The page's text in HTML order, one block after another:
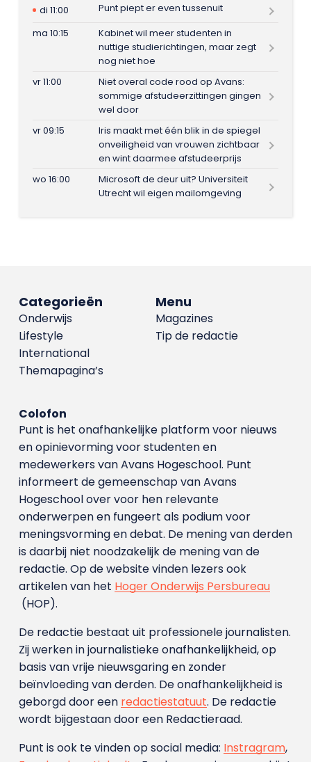
di 11:00
Punt piept er even tussenuit
ma 10:15
Kabinet wil meer studenten in
nuttige studierichtingen, maar zegt
nog niet hoe
vr 11:00
Niet overal code rood op Avans:
sommige afstudeerzittingen gingen
wel door
vr 09:15
Iris maakt met één blik in de spiegel
onveiligheid van vrouwen zichtbaar
en wint daarmee afstudeerprijs
wo 16:00
Microsoft de deur uit? Universiteit
Utrecht wil eigen mailomgeving
Menu
Magazines
Tip de redactie
Categorieën
Onderwijs
Lifestyle
International
Themapagina’s
Colofon
Punt is het onafhankelijke platform voor nieuws
en opinievorming voor studenten en
medewerkers van Avans Hoge­school. Punt
informeert de gemeenschap van Avans
Hogeschool over voor hen relevante
onderwerpen en fungeert als podium voor
meningsvorming en debat. De mening van derden
is daarbij niet noodzakelijk de mening van de
redactie. Op de website vinden lezers ook
artikelen van het Hoger Onderwijs Persbureau
(HOP).
De redactie bestaat uit professionele journalisten.
Zij werken in journalistieke onafhankelijkheid, op
basis van vrije nieuwsgaring en zonder
beïnvloeding van derden. De onafhankelijkheid is
geborgd door een redactiestatuut. De redactie
wordt bijgestaan door een Redactieraad.
Punt is ook te vinden op social media: Instragram,